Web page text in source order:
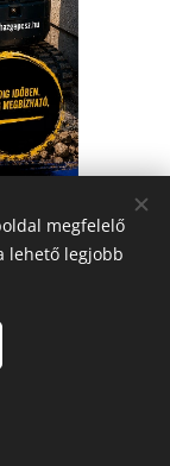
4637
megfelelő
lehető legjobb